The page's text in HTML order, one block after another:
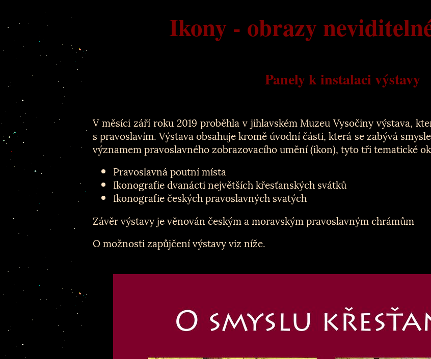
Ikony - obrazy
Panely k instalaci výstavy
V měsíci září roku 2019 proběhla v jihlavském Muzeu Vysočiny výstava,
s pravoslavím. Výstava obsahuje kromě úvodní části, která se zabývá
významem pravoslavného zobrazovacího umění (ikon), tyto tři tematické
Pravoslavná poutní místa
Ikonografie dvanácti největších křesťanských svátků
Ikonografie českých pravoslavných svatých
Závěr výstavy je věnován českým a moravským pravoslavným chrámům
O možnosti zapůjčení výstavy viz níže.